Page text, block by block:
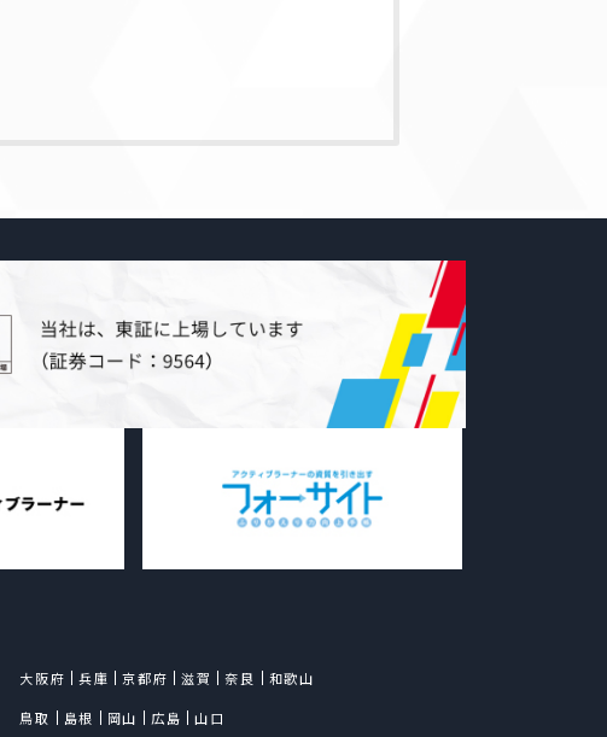
・お取引関係者・採用応募者・
含みます）等の端末に関連して生
て取得します。
を、取得に際して明示した利用目的
要な限りにおいて利用します。当社は
同利用し、または、個人情報の取扱
は、当該第三者につき厳正な調査を
ついて
める場合を除き、個人情報を事前に
第三者のサービスを利用する場合が
関連付けて利用する場合は、あらか
大阪府 兵庫 京都府 滋賀 奈良 和歌山
鳥取 島根 岡山 広島 山口